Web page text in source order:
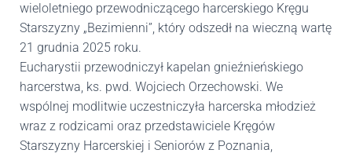
wieloletniego przewodniczącego harcerskiego Kręgu
Starszyzny „Bezimienni”, który odszedł na wieczną wartę
21 grudnia 2025 roku.
Eucharystii przewodniczył kapelan gnieźnieńskiego
harcerstwa, ks. pwd. Wojciech Orzechowski. We
wspólnej modlitwie uczestniczyła harcerska młodzież
wraz z rodzicami oraz przedstawiciele Kręgów
Starszyzny Harcerskiej i Seniorów z Poznania,